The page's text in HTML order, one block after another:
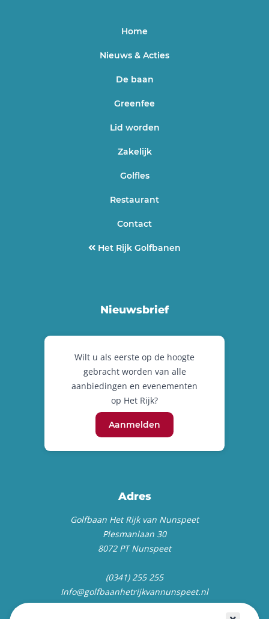
Home
Nieuws & Acties
De baan
Greenfee
Lid worden
Zakelijk
Golfles
Restaurant
Contact
Het Rijk Golfbanen
Nieuwsbrief
Wilt u als eerste op de hoogte
gebracht worden van alle
aanbiedingen en evenementen
op Het Rijk?
Aanmelden
Adres
Golfbaan Het Rijk van Nunspeet
Plesmanlaan 30
8072 PT Nunspeet
(0341) 255 255
Info@golfbaanhetrijkvannunspeet.nl